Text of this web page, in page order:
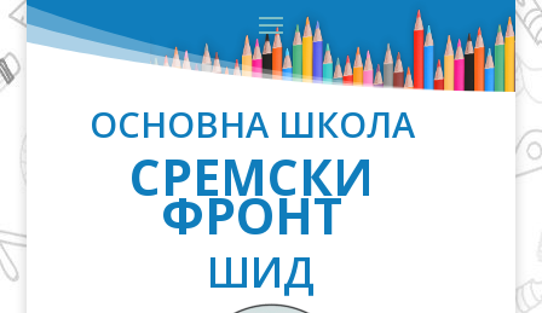
ОСНОВНА ШКОЛА
СРЕМСКИ
ФРОНТ
ШИД